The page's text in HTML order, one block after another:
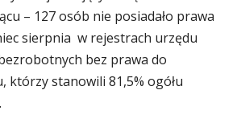
– 127 osób nie posiadało prawa
sierpnia w rejestrach urzędu
bez prawa do
którzy stanowili 81,5% ogółu